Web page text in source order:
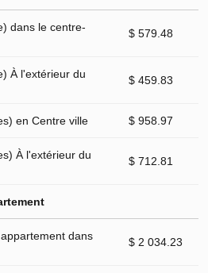
dans le centre-
$ 579.48
À l'extérieur du
$ 459.83
en Centre ville $ 958.97
À l'extérieur du
$ 712.81
dans
$ 2 034.23